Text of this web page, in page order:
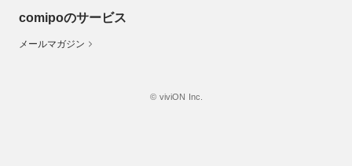
comipoのサービス
メールマガジン
© viviON Inc.